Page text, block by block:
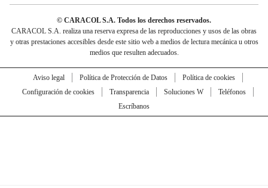
© CARACOL S.A. Todos los derechos reservados.
CARACOL S.A. realiza una reserva expresa de las reproducciones y usos de las obras
y otras prestaciones accesibles desde este sitio web a medios de lectura mecánica u otros
medios que resulten adecuados.
Aviso legal Política de Protección de Datos
Política de cookies
Configuración de cookies
Transparencia Soluciones W
Teléfonos
Escríbanos